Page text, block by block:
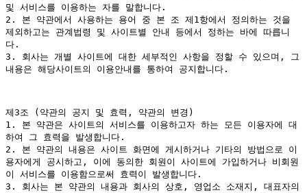
및 서비스를 이용하는 자를 말합니다.
2. 본 약관에서 사용하는 용어 중 본 조 제1항에서 정의하는 것을
제외하고는 관계법령 및 사이트별 안내 등에서 정하는 바에 따릅니
다.
3. 회사는 개별 사이트에 대한 세부적인 사항을 정할 수 있으며, 그
내용은 해당사이트의 이용안내를 통하여 공지합니다.
제3조 (약관의 공지 및 효력, 약관의 변경)
1. 본 약관은 사이트의 서비스를 이용하고자 하는 모든 이용자에 대
하여 그 효력을 발생합니다.
2. 본 약관의 내용은 사이트 화면에 게시하거나 기타의 방법으로 이
용자에게 공시하고, 이에 동의한 회원이 사이트에 가입하거나 비회원
이 서비스를 이용함으로써 효력이 발생합니다.
3. 회사는 본 약관의 내용과 회사의 상호, 영업소 소재지, 대표자의